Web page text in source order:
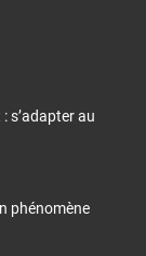
s’adapter au
phénomène